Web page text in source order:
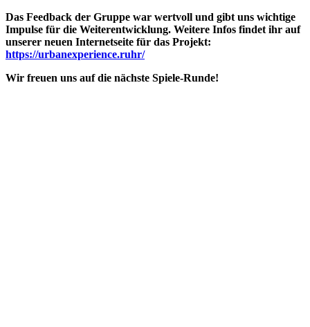
Das Feedback der Gruppe war wertvoll und gibt uns wichtige
Impulse für die Weiterentwicklung. Weitere Infos findet ihr auf
unserer neuen Internetseite für das Projekt:
https://urbanexperience.ruhr/
Wir freuen uns auf die nächste Spiele-Runde!